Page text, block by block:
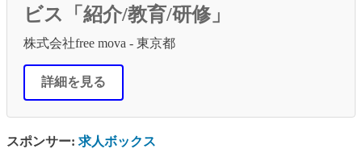
ビス「紹介/教育/研修」
株式会社free mova - 東京都
詳細を見る
スポンサー: 求人ボックス